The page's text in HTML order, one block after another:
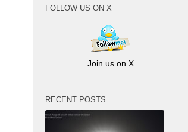
FOLLOW US ON X
Join us on X
RECENT POSTS